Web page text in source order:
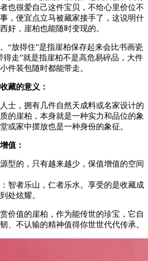
也很爱自己这件宝贝，不给心里价位不
，便宜点立马被藏家接手了，这说明什
好，崖柏也能随时变现的。
“放得住”是指崖柏保存起来会比书画瓷
得走”就是指崖柏不是高危易碎品，大件
件装包随时都能带走。
藏的意义：
士，拥有几件自然天成料或名家设计的
的崖柏，本身就是一种实力和品位的象
或家中摆放也是一种身份的象征。
值：
型的，只有越来越少，保值增值的空间
智者乐山，仁者乐水。享受的是收藏成
处炫耀。
价值的崖柏，作为能传世的珍宝，它自
、不认输的精神值得你世世代代传承。